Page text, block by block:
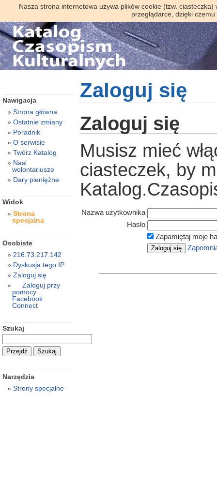
Nasza strona internetowa używa plików cookie (tzw.
przeglądarce, dzięki
Zaloguj się
Zaloguj się
Musisz mieć
ciasteczek, by
Nazwa użytkownika
Hasło
Zapamiętaj moje
Nawigacja
Strona główna
Ostatnie zmiany
Poradnik
O serwisie
Twórz Katalog
Nasi
wolontariusze
Dary pieniężne
Widok
Strona
specjalna
Osobiste
216.73.217.142
Dyskusja tego IP
Zaloguj się
Zaloguj przy
pomocy
Facebook
Connect
Szukaj
Narzędzia
Strony specjalne